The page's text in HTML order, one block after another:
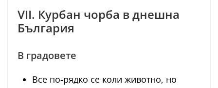
VII. Курбан чорба в днешна
България
В градовете
Все по-рядко се коли животно, но